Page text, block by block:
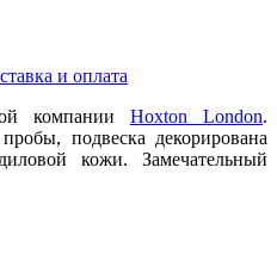
и оплата
компании Hoxton London.
подвеска декорирована
кожи. Замечательный